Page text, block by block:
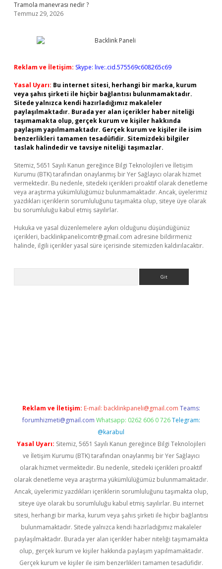
Tramola manevrası nedir ?
Temmuz 29, 2026
Reklam ve İletişim: Skype: live:.cid.575569c608265c69
Yasal Uyarı: Bu internet sitesi, herhangi bir marka, kurum
veya şahıs şirketi ile hiçbir bağlantısı bulunmamaktadır.
Sitede yalnızca kendi hazırladığımız makaleler
paylaşılmaktadır. Burada yer alan içerikler haber niteliği
taşımamakta olup, gerçek kurum ve kişiler hakkında
paylaşım yapılmamaktadır. Gerçek kurum ve kişiler ile isim
benzerlikleri tamamen tesadüfidir. Sitemizdeki bilgiler
taslak halindedir ve tavsiye niteliği taşımazlar.
Sitemiz, 5651 Sayılı Kanun gereğince Bilgi Teknolojileri ve İletişim
Kurumu (BTK) tarafından onaylanmış bir Yer Sağlayıcı olarak hizmet
vermektedir. Bu nedenle, sitedeki içerikleri proaktif olarak denetleme
veya araştırma yükümlülüğümüz bulunmamaktadır. Ancak, üyelerimiz
yazdıkları içeriklerin sorumluluğunu taşımakta olup, siteye üye olarak
bu sorumluluğu kabul etmiş sayılırlar.
Hukuka ve yasal düzenlemelere aykırı olduğunu düşündüğünüz
içerikleri, backlinkpanelicomtr@gmail.com adresine bildirmeniz
halinde, ilgili içerikler yasal süre içerisinde sitemizden kaldırılacaktır.
Reklam ve İletişim: E-mail: backlinkpaneli@gmail.com Teams:
forumhizmeti@gmail.com Whatsapp: 0262 606 0 726 Telegram:
@karabul
Yasal Uyarı: Sitemiz, 5651 Sayılı Kanun gereğince Bilgi Teknolojileri
ve İletişim Kurumu (BTK) tarafından onaylanmış bir Yer Sağlayıcı
olarak hizmet vermektedir. Bu nedenle, sitedeki içerikleri proaktif
olarak denetleme veya araştırma yükümlülüğümüz bulunmamaktadır.
Ancak, üyelerimiz yazdıkları içeriklerin sorumluluğunu taşımakta olup,
siteye üye olarak bu sorumluluğu kabul etmiş sayılırlar. Bu internet
sitesi, herhangi bir marka, kurum veya şahıs şirketi ile hiçbir bağlantısı
bulunmamaktadır. Sitede yalnızca kendi hazırladığımız makaleler
paylaşılmaktadır. Burada yer alan içerikler haber niteliği taşımamakta
olup, gerçek kurum ve kişiler hakkında paylaşım yapılmamaktadır.
Gerçek kurum ve kişiler ile isim benzerlikleri tamamen tesadüfidir.